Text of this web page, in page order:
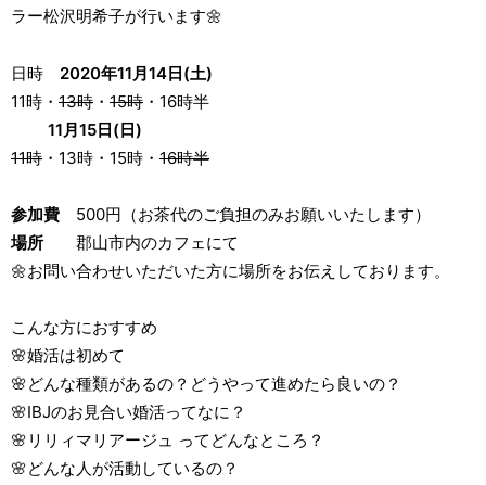
ラー松沢明希子が行います🌼
日時 2020年11月14日(土)
11時・ 13時 ・ 15時 ・16時半
11月15日(日)
11時 ・13時・15時・ 16時半
参加費 500円（お茶代のご負担のみお願いいたします）
場所 郡山市内のカフェにて
🌼お問い合わせいただいた方に場所をお伝えしております。
こんな方におすすめ
🌸婚活は初めて
🌸どんな種類があるの？どうやって進めたら良いの？
🌸IBJのお見合い婚活ってなに？
🌸リリィマリアージュ ってどんなところ？
🌸どんな人が活動しているの？